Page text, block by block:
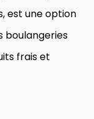
est une option
boulangeries
frais et